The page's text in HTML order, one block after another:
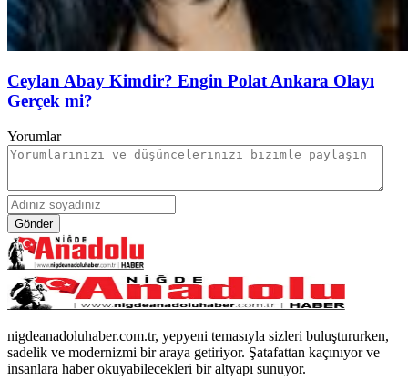
Ceylan Abay Kimdir? Engin Polat Ankara Olayı
Gerçek mi?
Yorumlar
Gönder
nigdeanadoluhaber.com.tr, yepyeni temasıyla sizleri buluştururken,
sadelik ve modernizmi bir araya getiriyor. Şatafattan kaçınıyor ve
insanlara haber okuyabilecekleri bir altyapı sunuyor.